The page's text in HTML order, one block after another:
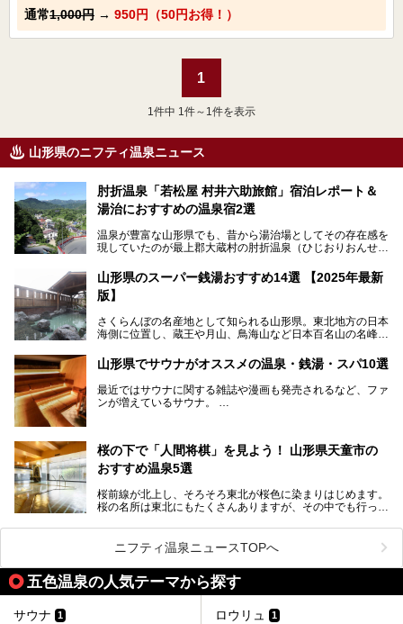
通常1,000円 → 950円（50円お得！）
1
1 件中 1件～1件を表示
山形県のニフティ温泉ニュース
肘折温泉「若松屋 村井六助旅館」宿泊レポート＆
湯治におすすめの温泉宿2選
温泉が豊富な山形県でも、昔から湯治場としてその存在感を
現していたのが最上郡大蔵村の肘折温泉（ひじおりおんせ
今回はその肘折温泉の「若松屋 村井六助旅館」に宿泊した
体験レポートとおすすめの温泉宿を2軒ご紹介します。
鄙びた風情があり、源泉掛け流しの旅館も多い肘折温泉は、
す。
山形県のスーパー銭湯おすすめ14選 【2025年最新
版】
さくらんぼの名産地として知られる山形県。東北地方の日本
海側に位置し、蔵王や月山、鳥海山など日本百名山の名峰や
の細道」全行程の1/3にあたる期間を山形県で過ごしたとい
われることからも、山形の深い魅力がうかがえます。
山形県はまた、県内全域に多様な温泉があり、35ある市町
村のすべてで温泉が湧いているという温泉県。そんな山形県
でぜひチェックしたいスーパー銭湯をご紹介します。
山形県でサウナがオススメの温泉・銭湯・スパ10選
最近ではサウナに関する雑誌や漫画も発売されるなど、ファ
ンが増えているサウナ。
こだわりを持つ施設も増えています。
今回はそんな今話題のサウナが楽しめる、山形県内にあるオ
ススメ温泉・銭湯・スパを10件まとめてご紹介します。
桜の下で「人間将棋」を見よう！ 山形県天童市の
おすすめ温泉5選
桜前線が北上し、そろそろ東北が桜色に染まりはじめます。
桜の名所は東北にもたくさんありますが、その中でも行って
舞鶴山の山頂まで軽いハイキングの気分で登れば、そこでは
なんと「人間将棋」が行われているのです！
「人間将棋」とは昭和31年から毎年春に山形県天童市で行
われている一大イベントで、甲冑や着物姿の武者に扮した人
間が将棋の駒となり、対局を行っているのです。
ニフティ温泉ニュースTOPへ
五色温泉の人気テーマから探す
サウナ 1 ロウリュ 1